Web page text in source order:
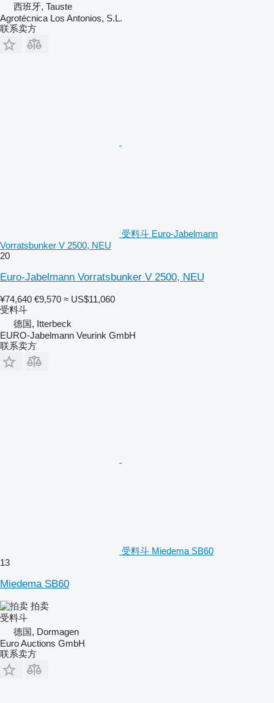
西班牙, Tauste
Agrotécnica Los Antonios, S.L.
联系卖方
受料斗 Euro-Jabelmann
Vorratsbunker V 2500, NEU
20
Euro-Jabelmann Vorratsbunker V 2500, NEU
¥74,640 €9,570 ≈ US$11,060
受料斗
德国, Itterbeck
EURO-Jabelmann Veurink GmbH
联系卖方
受料斗 Miedema SB60
13
Miedema SB60
拍卖
受料斗
德国, Dormagen
Euro Auctions GmbH
联系卖方